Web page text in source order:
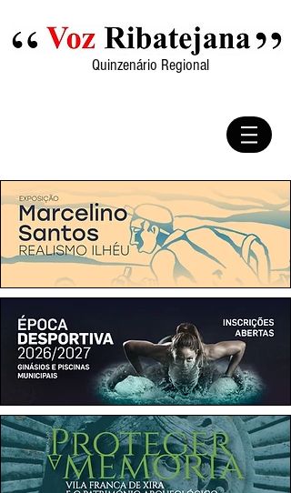
Quinzenário Regional